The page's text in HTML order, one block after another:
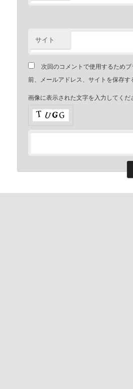
サイト
次回のコメントで使用するため
前、メールアドレス、サイトを保存す
画像に表示された文字を入力してくだ